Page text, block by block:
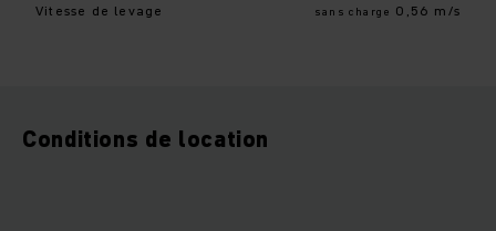
Vitesse de levage sans charge 0,56 m/s
Conditions de location